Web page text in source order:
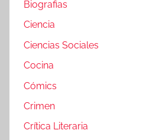
Biografias
Ciencia
Ciencias Sociales
Cocina
Cómics
Crimen
Crítica Literaria